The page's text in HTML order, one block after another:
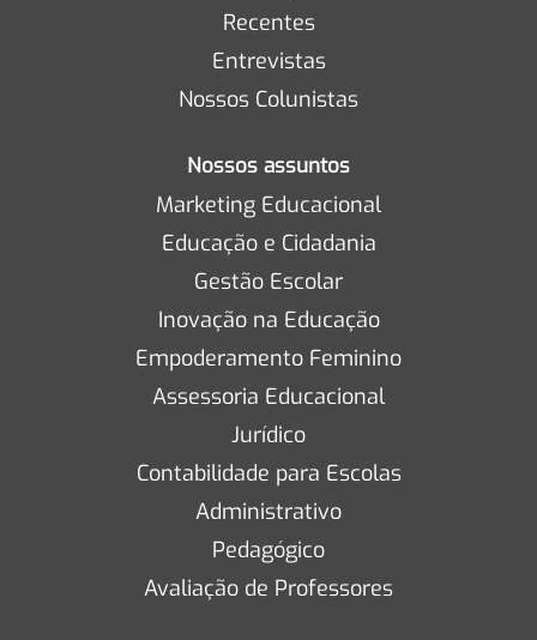
Recentes
Entrevistas
Nossos Colunistas
Nossos assuntos
Marketing Educacional
Educação e Cidadania
Gestão Escolar
Inovação na Educação
Empoderamento Feminino
Assessoria Educacional
Jurídico
Contabilidade para Escolas
Administrativo
Pedagógico
Avaliação de Professores